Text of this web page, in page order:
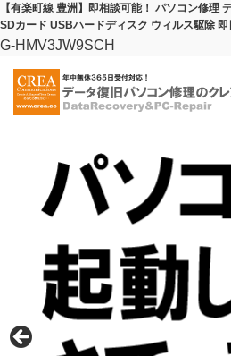
【有楽町線 豊洲】即相談可能！ パソコン修理
SDカード USBハードディスク ウィルス駆除
G-HMV3JW9SCH